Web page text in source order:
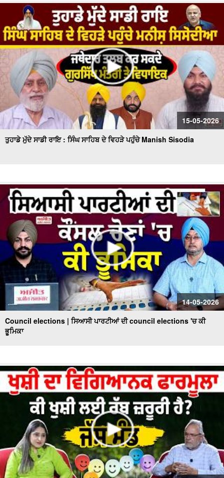
15-05-2026
ਤੁਹਾਡੇ ਮੁੱਦੇ ਸਾਡੀ ਰਾਇ : ਸਿੰਘ ਸਾਹਿਬ ਦੇ ਵਿਹੜੇ ਪਹੁੰਚੇ Manish Sisodia
14-05-2026
Council elections | ਸਿਆਸੀ ਪਾਰਟੀਆਂ ਦੀ council elections 'ਚ ਕੀ
ਭੂਮਿਕਾ